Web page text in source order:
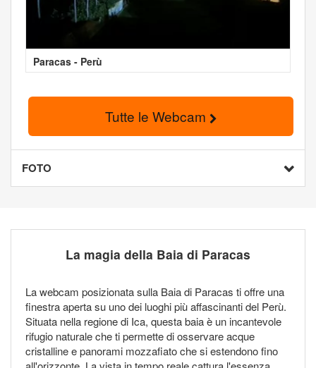
Paracas - Perù
Tutte le Webcam
FOTO
La magia della Baia di Paracas
La webcam posizionata sulla Baia di Paracas ti offre una
finestra aperta su uno dei luoghi più affascinanti del Perù.
Situata nella regione di Ica, questa baia è un incantevole
rifugio naturale che ti permette di osservare acque
cristalline e panorami mozzafiato che si estendono fino